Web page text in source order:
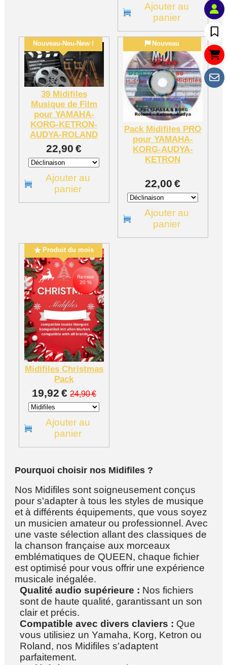
Ajouter au
panier
39 Midifiles
Musique de Film
pour YAMAHA-
KORG-KETRON-
AUDYA-ROLAND
22,90 €
Ajouter au
panier
Nouveau-Neu-New !
Pack Midifiles PRO
pour YAMAHA-
KORG-AUDYA-
KETRON
22,00 €
Ajouter au
panier
Nouveau
Remise
20 %
Midifiles Christmas
Pack
19,92 € 24,90€
Ajouter au
panier
Produit du mois
Pourquoi choisir nos Midifiles ?
Nos Midifiles sont soigneusement conçus
pour s'adapter à tous les styles de musique
et à différents équipements, que vous soyez
un musicien amateur ou professionnel. Avec
une vaste sélection allant des classiques de
la chanson française aux morceaux
emblématiques de QUEEN, chaque fichier
est optimisé pour vous offrir une expérience
musicale inégalée.
Qualité audio supérieure : Nos fichiers
sont de haute qualité, garantissant un son
clair et précis.
Compatible avec divers claviers : Que
vous utilisiez un Yamaha, Korg, Ketron ou
Roland, nos Midifiles s'adaptent
parfaitement.